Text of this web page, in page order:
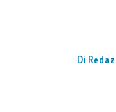
Di